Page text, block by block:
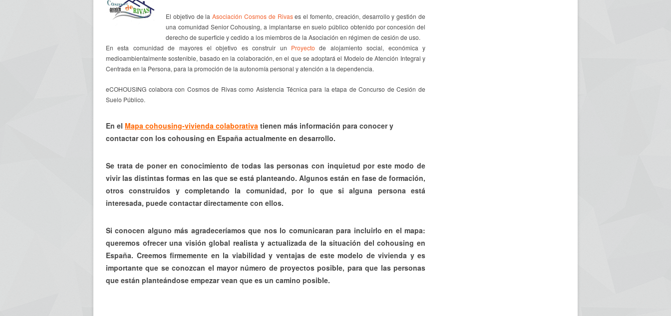
El objetivo de laAsociación Cosmos de Rivases el fomento, creación, desarrollo y gestión de
una comunidad Senior Cohousing, a implantarse en suelo público obtenido por concesión del
derecho de superficie y cedido a los miembros de la Asociación en régimen de cesión de uso.
En esta comunidad de mayores el objetivo es construir un Proyecto de alojamiento social, económica y
medioambientalmente sostenible, basado en la colaboración, en el que se adoptará el Modelo de Atención Integral y
Centrada en la Persona, para la promoción de la autonomía personal y atención a la dependencia.
eCOHOUSING colabora con Cosmos de Rivas como Asistencia Técnica para la etapa de Concurso de Cesión de
Suelo Público.
En el Mapa cohousing-vivienda colaborativa tienen más información para conocer y
contactar con los cohousing en España actualmente en desarrollo.
Se trata de poner en conocimiento de todas las personas con inquietud por este modo de
vivir las distintas formas en las que se está planteando. Algunos están en fase de formación,
otros construidos y completando la comunidad, por lo que si alguna persona está
interesada, puede contactar directamente con ellos.
Si conocen alguno más agradeceríamos que nos lo comunicaran para incluirlo en el mapa:
queremos ofrecer una visión global realista y actualizada de la situación del cohousing en
España. Creemos firmemente en la viabilidad y ventajas de este modelo de vivienda y es
importante que se conozcan el mayor número de proyectos posible, para que las personas
que están planteándose empezar vean que es un camino posible.